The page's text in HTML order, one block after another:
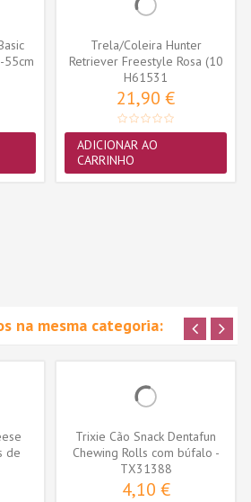
55cm
Trela/Coleira Hunter
Retriever Freestyle Rosa (10
mm x...
H61531
21,90 €
ADICIONAR AO
CARRINHO
na mesma categoria:
de
Trixie Cão Snack Dentafun
Chewing Rolls com búfalo -
5...
TX31388
4,10 €